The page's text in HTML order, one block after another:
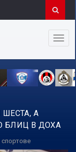
А
БЛИЦ В ДОХА
спортове